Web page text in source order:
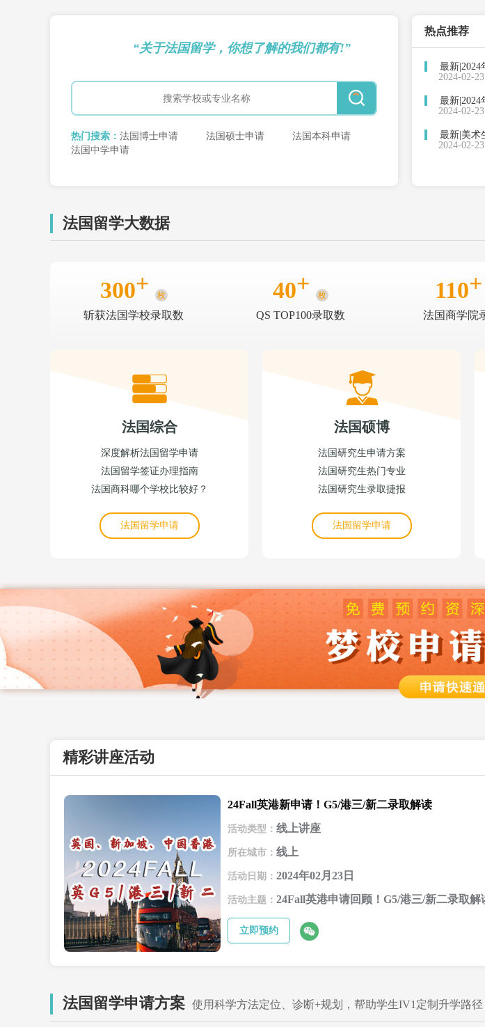
“关于法国留学，你想了解的我们都有!”
热门搜索： 法国博士申请 法国硕士申请
法国本科申请
法国中学申请
热点推荐
2024-02-23
最新
2024-02-23
最新|美术
2024-02-23
法国留学大数据
300+ 枚
斩获法国学校录取数
40+ 枚
QS TOP100录取数
110+
法国商学院
法国综合
深度解析法国留学申请
法国留学签证办理指南
法国商科哪个学校比较好？
法国留学申请
法国硕博
法国研究生申请方案
法国研究生热门专业
法国研究生录取捷报
法国留学申请
精彩讲座活动
24Fall英港新申请！G5/港三/新二录取解读
活动类型： 线上讲座
所在城市： 线上
活动日期： 2024年02月23日
活动主题： 24Fall英港申请回顾！G5/港三/新二录取解
立即预约
法国留学申请方案 使用科学方法定位、诊断+规划，帮助学生IV1定制升学路径